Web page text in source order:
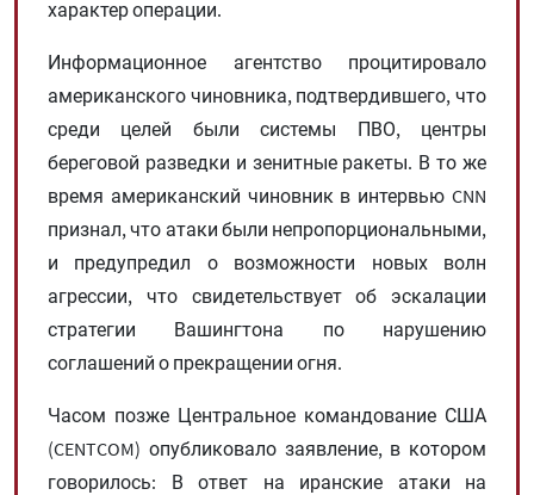
характер операции.
Информационное агентство процитировало
американского чиновника, подтвердившего, что
среди целей были системы ПВО, центры
береговой разведки и зенитные ракеты. В то же
время американский чиновник в интервью CNN
признал, что атаки были непропорциональными,
и предупредил о возможности новых волн
агрессии, что свидетельствует об эскалации
стратегии Вашингтона по нарушению
соглашений о прекращении огня.
Часом позже Центральное командование США
(CENTCOM) опубликовало заявление, в котором
говорилось: В ответ на иранские атаки на